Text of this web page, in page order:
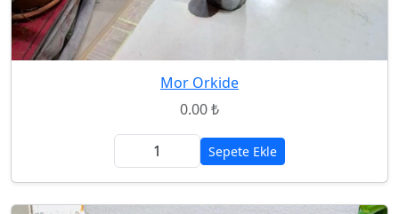
Mor Orkide
0.00 ₺
Sepete Ekle